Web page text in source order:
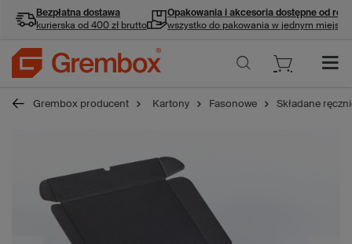
Bezpłatna dostawa
kurierska od 400 zł brutto
Opakowania i akcesoria dostępne od ręki
wszystko do pakowania w jednym miejscu
Grembox producent Kartony Fasonowe Składane